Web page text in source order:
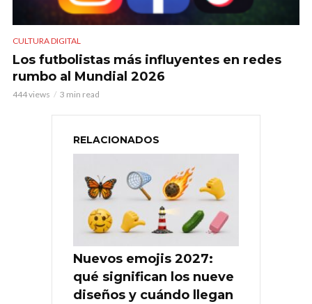
CULTURA DIGITAL
Los futbolistas más influyentes en redes
rumbo al Mundial 2026
444 views 3 min read
RELACIONADOS
Nuevos emojis 2027:
qué significan los nueve
diseños y cuándo llegan